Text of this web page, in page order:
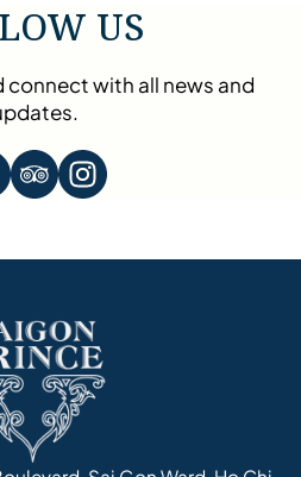
US
connect with all news and